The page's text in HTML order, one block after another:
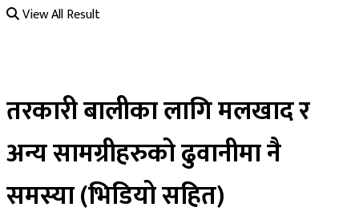
View All Result
तरकारी बालीका लागि मलखाद र
अन्य सामग्रीहरुको ढुवानीमा नै
समस्या (भिडियो सहित)